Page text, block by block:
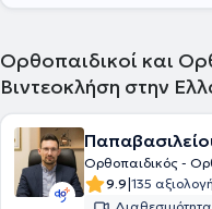
Ορθοπαιδικοί και
Βιντεοκλήση στην
Ορθοπαιδικός -
9.9|135